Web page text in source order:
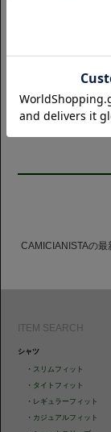
スリムフィ
FlyFront 鹿の子｜ホ
8,250円(税込)
CAMICIANISTAの
ITEM SEARCH
シャツ
・ スリムフィット
・ タイトフィット
・ レギュラーフィット
・ カジュアルフィット